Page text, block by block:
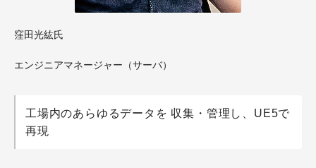
窪田光紘氏
エンジニアマネージャー（サーバ）
工場内のあらゆるデータを 収集・管理し、UE5で
再現